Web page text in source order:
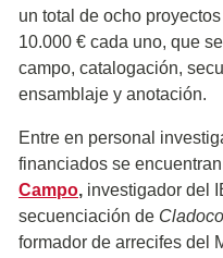
un total de ocho
10.000 € cada uno, que
campo, catalogación,
ensamblaje y anotación.
Entre en personal
financiados se encuentran
Campo, investigador del
secuenciación de
formador de arrecifes del